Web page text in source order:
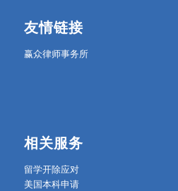
友情链接
赢众律师事务所
相关服务
留学开除应对
美国本科申请